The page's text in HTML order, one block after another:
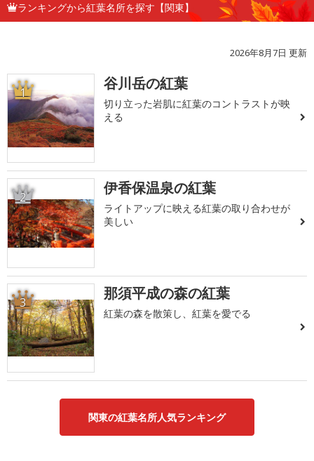
ランキングから紅葉名所を探す【関東】
2026年8月7日 更新
1 谷川岳の紅葉
切り立った岩肌に紅葉のコントラストが映
える
2 伊香保温泉の紅葉
ライトアップに映える紅葉の取り合わせが
美しい
3 那須平成の森の紅葉
紅葉の森を散策し、紅葉を愛でる
関東の紅葉名所人気ランキング